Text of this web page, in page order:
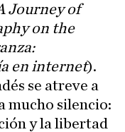
Journey of
on the
en internet).
se atreve a
mucho silencio:
y la libertad